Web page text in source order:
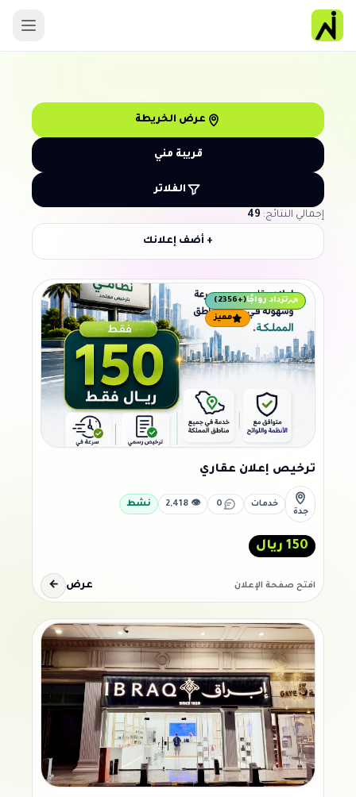
عرض الخريطة
قريبة مني
الفلاتر
إجمالي النتائج: 49
+ أضف إعلانك
تزداد رواجًا(+2356)
مميز
ترخيص إعلان عقاري
جدة
خدمات 0
👁 2,418 نشط
150 ريال
افتح صفحة الإعلان عرض ←